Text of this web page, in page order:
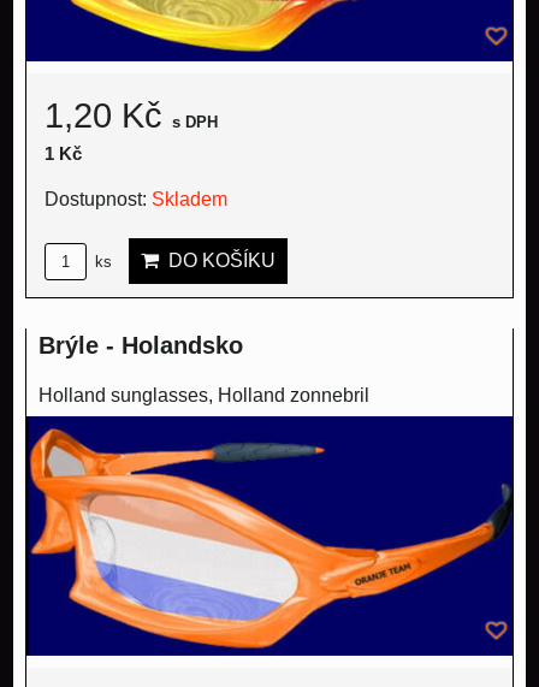
1,20 Kč s DPH
1 Kč
Dostupnost: Skladem
ks DO KOŠÍKU
Brýle - Holandsko
Holland sunglasses, Holland zonnebril